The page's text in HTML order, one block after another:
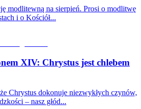
modlitewną na sierpień. Prosi o modlitwę
i o Kościół...
XIV: Chrystus jest chlebem
Chrystus dokonuje niezwykłych czynów,
– nasz głód...